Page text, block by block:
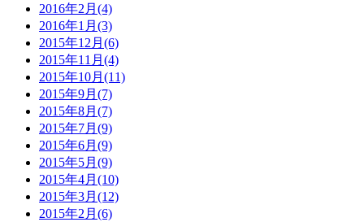
2016年2月(4)
2016年1月(3)
2015年12月(6)
2015年11月(4)
2015年10月(11)
2015年9月(7)
2015年8月(7)
2015年7月(9)
2015年6月(9)
2015年5月(9)
2015年4月(10)
2015年3月(12)
2015年2月(6)